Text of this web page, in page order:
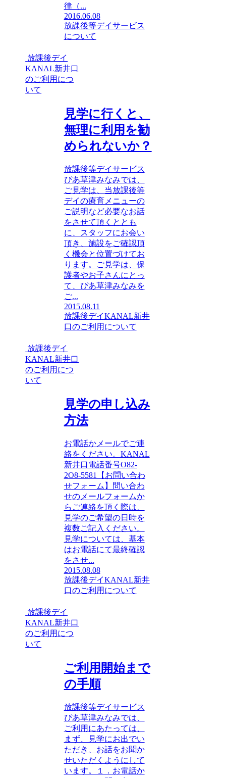
律（...
2016.06.08
放課後等デイサービス
について
放課後デイ
KANAL新井口
のご利用につ
いて
見学に行くと、
無理に利用を勧
められないか？
放課後等デイサービス
ぴあ草津みなみでは、
ご見学は、当放課後等
デイの療育メニューの
ご説明など必要なお話
をさせて頂くととも
に、スタッフにお会い
頂き、施設をご確認頂
く機会と位置づけてお
ります。ご見学は、保
護者やお子さんにとっ
て、ぴあ草津みなみを
ご...
2015.08.11
放課後デイKANAL新井
口のご利用について
放課後デイ
KANAL新井口
のご利用につ
いて
見学の申し込み
方法
お電話かメールでご連
絡をください。KANAL
新井口電話番号O82-
2O8-5581【お問い合わ
せフォーム】問い合わ
せのメールフォームか
らご連絡を頂く際は、
見学のご希望の日時を
複数ご記入ください。
見学については、基本
はお電話にて最終確認
をさせ...
2015.08.08
放課後デイKANAL新井
口のご利用について
放課後デイ
KANAL新井口
のご利用につ
いて
ご利用開始まで
の手順
放課後等デイサービス
ぴあ草津みなみでは、
ご利用にあたっては、
まず、見学にお出でい
ただき、お話をお聞か
せいただくようにして
います。１．お電話か